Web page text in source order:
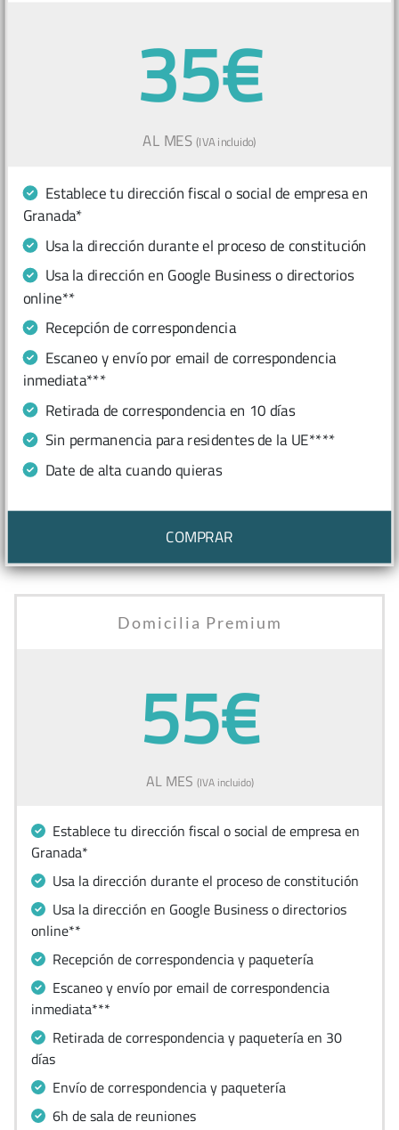
35€
AL MES(IVA incluido)
Establece tu dirección fiscal o social de empresa en
Granada*
Usa la dirección durante el proceso de constitución
Usa la dirección en Google Business o directorios
online**
Recepción de correspondencia
Escaneo y envío por email de correspondencia
inmediata***
Retirada de correspondencia en 10 días
Sin permanencia para residentes de la UE****
Date de alta cuando quieras
COMPRAR
Domicilia Premium
55€
AL MES (IVA incluido)
Establece tu dirección fiscal o social de empresa en
Granada*
Usa la dirección durante el proceso de constitución
Usa la dirección en Google Business o directorios
online**
Recepción de correspondencia y paquetería
Escaneo y envío por email de correspondencia
inmediata***
Retirada de correspondencia y paquetería en 30
días
Envío de correspondencia y paquetería
6h de sala de reuniones